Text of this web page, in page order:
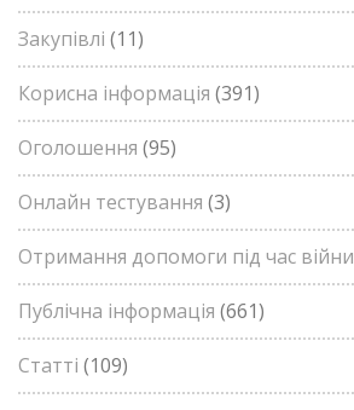
Закупівлі (11)
Корисна інформація (391)
Оголошення (95)
Онлайн тестування (3)
Отримання допомоги під час війни
Публічна інформація (661)
Статті (109)